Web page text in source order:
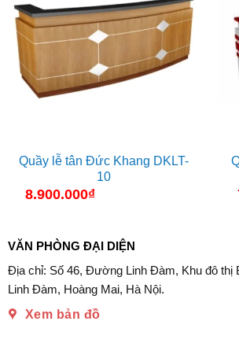
Quầy lễ tân Đức Khang DKLT-
10
8.900.000₫
VĂN PHÒNG ĐẠI DIỆN
Địa chỉ: Số 46, Đường Linh Đàm, Khu đô thị
Linh Đàm, Hoàng Mai, Hà Nội.
Xem bản đồ